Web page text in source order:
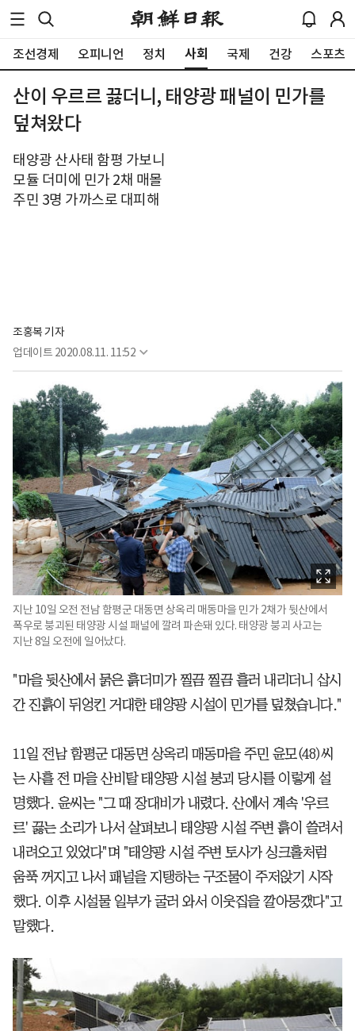
조선경제 오피니언 정치 사회 국제 건강 스포츠
산이 우르르 끓더니, 태양광 패널이 민가를
덮쳐왔다
태양광 산사태 함평 가보니
모듈 더미에 민가 2채 매몰
주민 3명 가까스로 대피해
조홍복 기자
업데이트 2020.08.11. 11:52
지난 10일 오전 전남 함평군 대동면 상옥리 매동마을 민가 2채가 뒷산에서
폭우로 붕괴된 태양광 시설 패널에 깔려 파손돼 있다. 태양광 붕괴 사고는
지난 8일 오전에 일어났다.
"마을 뒷산에서 묽은 흙더미가 찔끔 찔끔 흘러 내리더니 삽시
간 진흙이 뒤엉킨 거대한 태양광 시설이 민가를 덮쳤습니다."
11일 전남 함평군 대동면 상옥리 매동마을 주민 윤모(48)씨
는 사흘 전 마을 산비탈 태양광 시설 붕괴 당시를 이렇게 설
명했다. 윤씨는 "그 때 장대비가 내렸다. 산에서 계속 '우르
르' 끓는 소리가 나서 살펴보니 태양광 시설 주변 흙이 쓸려서
내려오고 있었다"며 "태양광 시설 주변 토사가 싱크홀처럼
움푹 꺼지고 나서 패널을 지탱하는 구조물이 주저앉기 시작
했다. 이후 시설물 일부가 굴러 와서 이웃집을 깔아뭉갰다"고
말했다.